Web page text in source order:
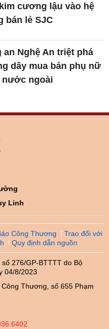
cương lậu vào hệ
bán lẻ SJC
an Nghệ An triệt phá
dây mua bán phụ nữ
nước ngoài
Linh
Công Thương
Trao đổi với
Quy định dẫn nguồn
276/GP-BTTTT do Bộ
04/8/2023
Thương, số 655 Phạm